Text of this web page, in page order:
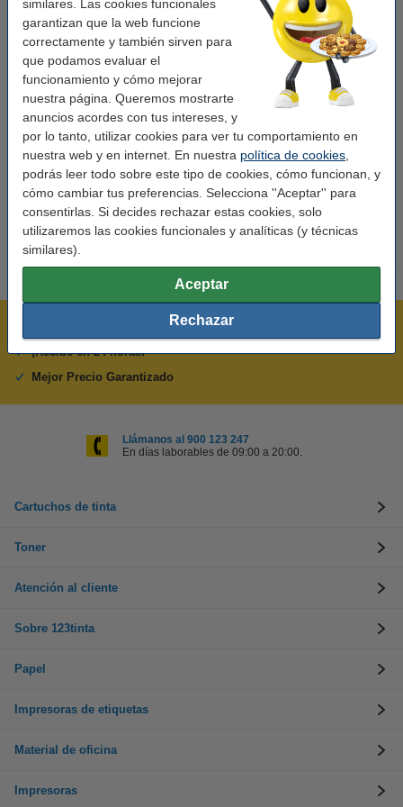
similares. Las cookies funcionales
garantizan que la web funcione
correctamente y también sirven para
que podamos evaluar el
funcionamiento y cómo mejorar
nuestra página. Queremos mostrarte
anuncios acordes con tus intereses, y
por lo tanto, utilizar cookies para ver tu comportamiento en
nuestra web y en internet. En nuestra política de cookies
podrás leer todo sobre este tipo de cookies, cómo funcionan, y
cómo cambiar tus preferencias. Selecciona ''Aceptar'' para
consentirlas. Si decides rechazar estas cookies, solo
utilizaremos las cookies funcionales y analíticas (y técnicas
similares).
Aceptar
Rechazar
Tipo de impresora: transferencia térmica directa
Uso: rollo de caja registradora
Núcleo mm: 25 mm
Medidas: 250 m x 82,5 mm
Cantidad: 4
Tipo: 2000D
¡Recibe en 24 horas!
Mejor Precio Garantizado
Llámanos al 900 123 247
En días laborables de 09:00 a 20:00.
Cartuchos de tinta
Toner
Atención al cliente
Sobre 123tinta
Papel
Impresoras de etiquetas
Material de oficina
Impresoras